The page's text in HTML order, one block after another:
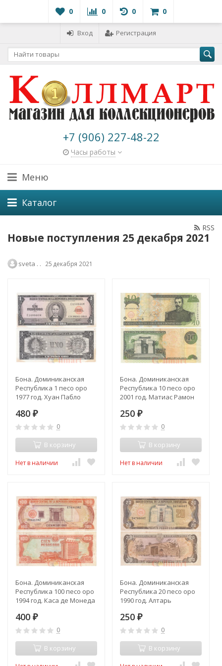
0 0 0 0
Вход Регистрация
+7 (906) 227-48-22
Часы работы
Меню
Каталог
RSS
Новые поступления 25 декабря 2021
sveta . . 25 декабря 2021
Бона. Доминиканская
Республика 1 песо оро
1977 год. Хуан Пабло
480 ₽
0
В корзину
Нет в наличии
Бона. Доминиканская
Республика 10 песо оро
2001 год. Матиас Рамон
250 ₽
0
В корзину
Нет в наличии
Бона. Доминиканская
Республика 100 песо оро
1994 год. Каса де Монеда
400 ₽
0
В корзину
Бона. Доминиканская
Республика 20 песо оро
1990 год. Алтарь
250 ₽
0
В корзину